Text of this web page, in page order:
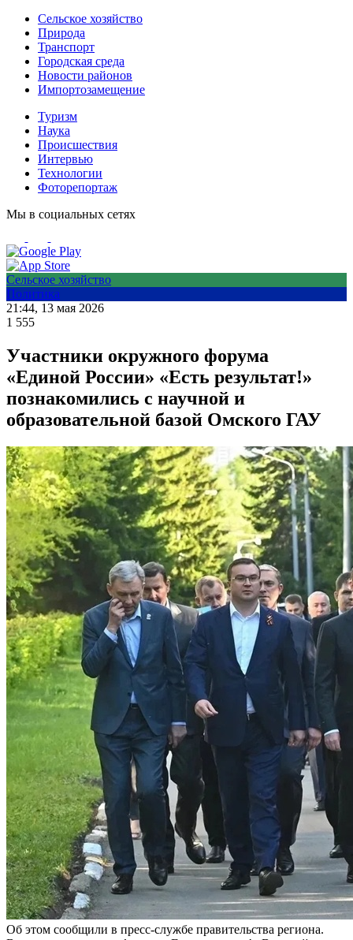
Сельское хозяйство
Природа
Транспорт
Городская среда
Новости районов
Импортозамещение
Туризм
Наука
Происшествия
Интервью
Технологии
Фоторепортаж
Мы в социальных сетях
Сельское хозяйство
Политика
21:44, 13 мая 2026
1 555
Участники окружного форума
«Единой России» «Есть результат!»
познакомились с научной и
образовательной базой Омского ГАУ
Об этом сообщили в пресс-службе правительства региона.